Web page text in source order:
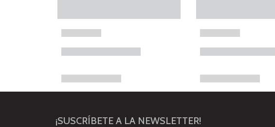
¡SUSCRÍBETE A LA NEWSLETTER!